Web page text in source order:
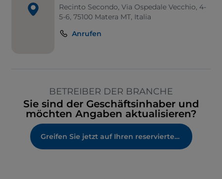
Recinto Secondo, Via Ospedale Vecchio, 4-
5-6, 75100 Matera MT, Italia
Anrufen
BETREIBER DER BRANCHE
Sie sind der Geschäftsinhaber und
möchten Angaben aktualisieren?
Greifen Sie jetzt auf Ihren reservierten Bereich zu